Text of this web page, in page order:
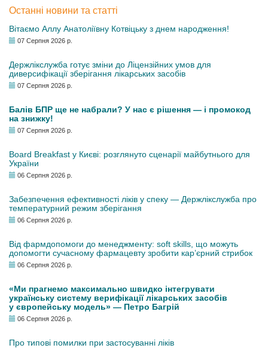
Останні новини та статті
Вітаємо Аллу Анатоліївну Котвіцьку з днем народження!
07 Серпня 2026 р.
Держлікслужба готує зміни до Ліцензійних умов для
диверсифікації зберігання лікарських засобів
07 Серпня 2026 р.
Балів БПР ще не набрали? У нас є рішення — і промокод
на знижку!
07 Серпня 2026 р.
Board Breakfast у Києві: розглянуто сценарії майбутнього для
України
06 Серпня 2026 р.
Забезпечення ефективності ліків у спеку — Держлікслужба про
температурний режим зберігання
06 Серпня 2026 р.
Від фармдопомоги до менеджменту: soft skills, що можуть
допомогти сучасному фармацевту зробити кар’єрний стрибок
06 Серпня 2026 р.
«Ми прагнемо максимально швидко інтегрувати
українську систему верифікації лікарських засобів
у європейську модель» — Петро Багрій
06 Серпня 2026 р.
Про типові помилки при застосуванні ліків